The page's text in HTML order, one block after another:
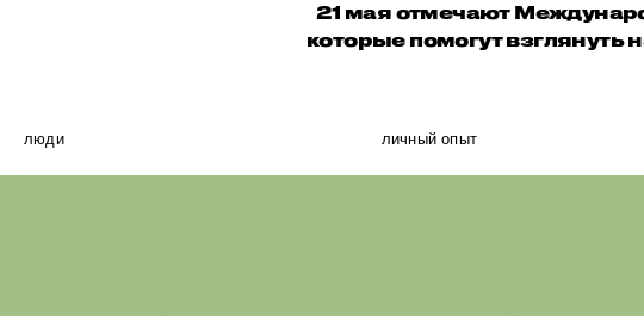
21 мая отмечают
которые помогут взглянуть
люди личный опыт